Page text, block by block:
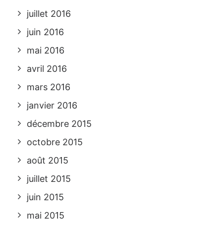
juillet 2016
juin 2016
mai 2016
avril 2016
mars 2016
janvier 2016
décembre 2015
octobre 2015
août 2015
juillet 2015
juin 2015
mai 2015